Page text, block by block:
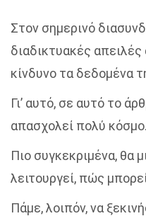
Στον σημερινό
διαδικτυακές
κίνδυνο τα δεδομένα
Γι’ αυτό, σε αυτό το
απασχολεί πολύ κόσμο.
Πιο συγκεκριμένα, θα
λειτουργεί, πώς
Πάμε, λοιπόν, να